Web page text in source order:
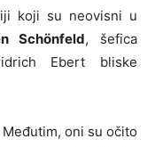
koji su neovisni u
Schönfeld, šefica
Ebert bliske
oni su očito